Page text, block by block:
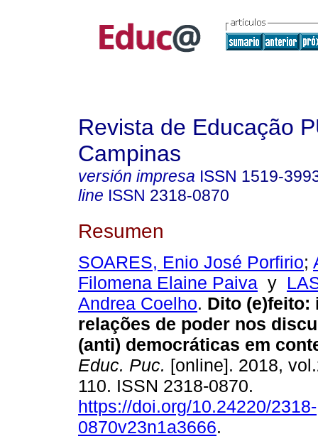
Revista de Educação
Campinas
versión impresa ISSN 1519-
line ISSN 2318-0870
Resumen
SOARES, Enio José Porfirio;
Filomena Elaine Paiva y
Andrea Coelho. Dito (e)feito:
relações de poder nos
(anti) democráticas em
Educ. Puc. [online]. 2018,
110. ISSN 2318-0870.
https://doi.org/10.24220/2318-
0870v23n1a3666.